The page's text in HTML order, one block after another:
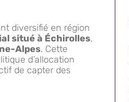
diversifié en région
situé à Échirolles,
Alpes. Cette
d’allocation
de capter des